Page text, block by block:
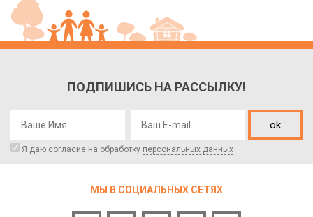
ПОДПИШИСЬ НА РАССЫЛКУ!
ok
Я даю согласие на обработку персональных данных
МЫ В СОЦИАЛЬНЫХ СЕТЯХ